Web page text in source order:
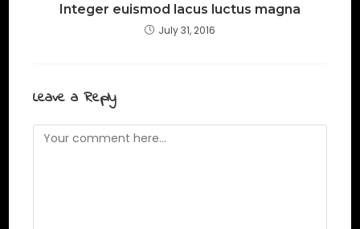
Integer euismod lacus luctus magna
July 31, 2016
Leave a Reply